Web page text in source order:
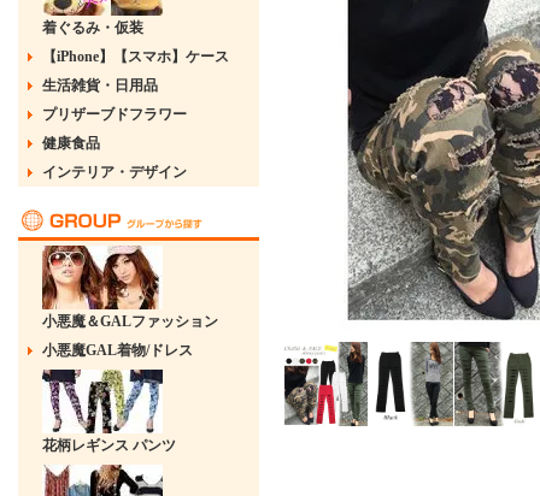
着ぐるみ・仮装
【iPhone】【スマホ】ケース
生活雑貨・日用品
プリザーブドフラワー
健康食品
インテリア・デザイン
小悪魔＆GALファッション
小悪魔GAL着物/ドレス
花柄レギンス パンツ